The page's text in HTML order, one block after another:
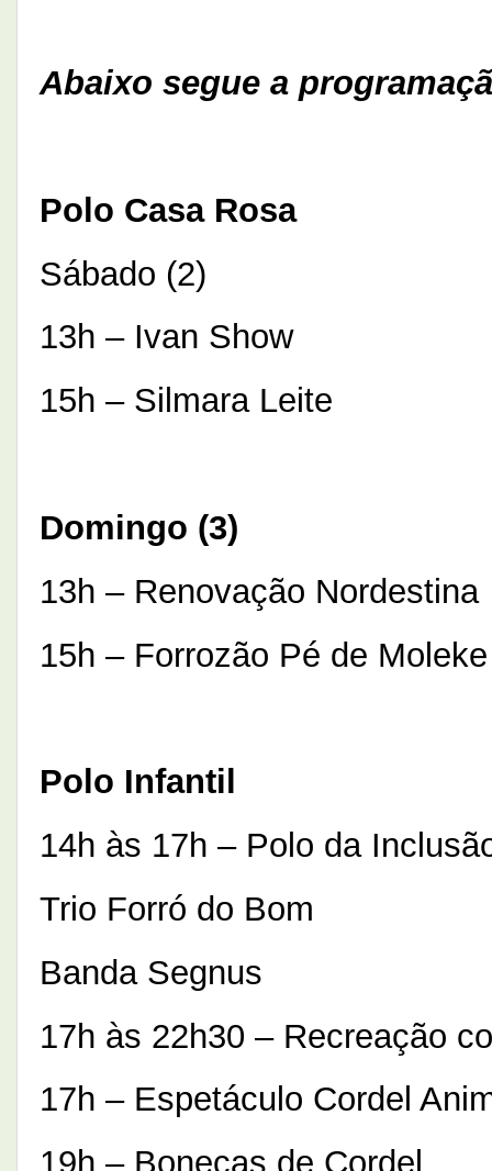
Abaixo segue a
Polo Casa Rosa
Sábado (2)
13h – Ivan Show
15h – Silmara Leite
Domingo (3)
13h – Renovação Nordestina
15h – Forrozão Pé de Moleke
Polo Infantil
14h às 17h – Polo da
Trio Forró do Bom
Banda Segnus
17h às 22h30 – Recreação
17h – Espetáculo Cordel
19h – Bonecas de Cordel